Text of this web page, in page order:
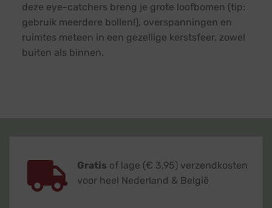
deze eye-catchers breng je grote loofbomen (tip:
gebruik meerdere bollen!), overspanningen en
ruimtes meteen in een gezellige kerstsfeer, zowel
buiten als binnen.
Gratis of lage (€ 3,95) verzendkosten
voor heel Nederland & België